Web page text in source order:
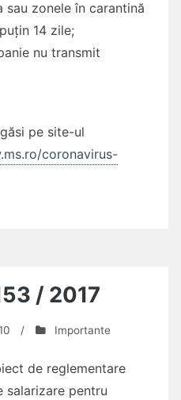
sau zonele în carantină
14 zile;
nu transmit
pe site-ul
coronavirus-
/ 2017
/ Importante
de reglementare
salarizare pentru